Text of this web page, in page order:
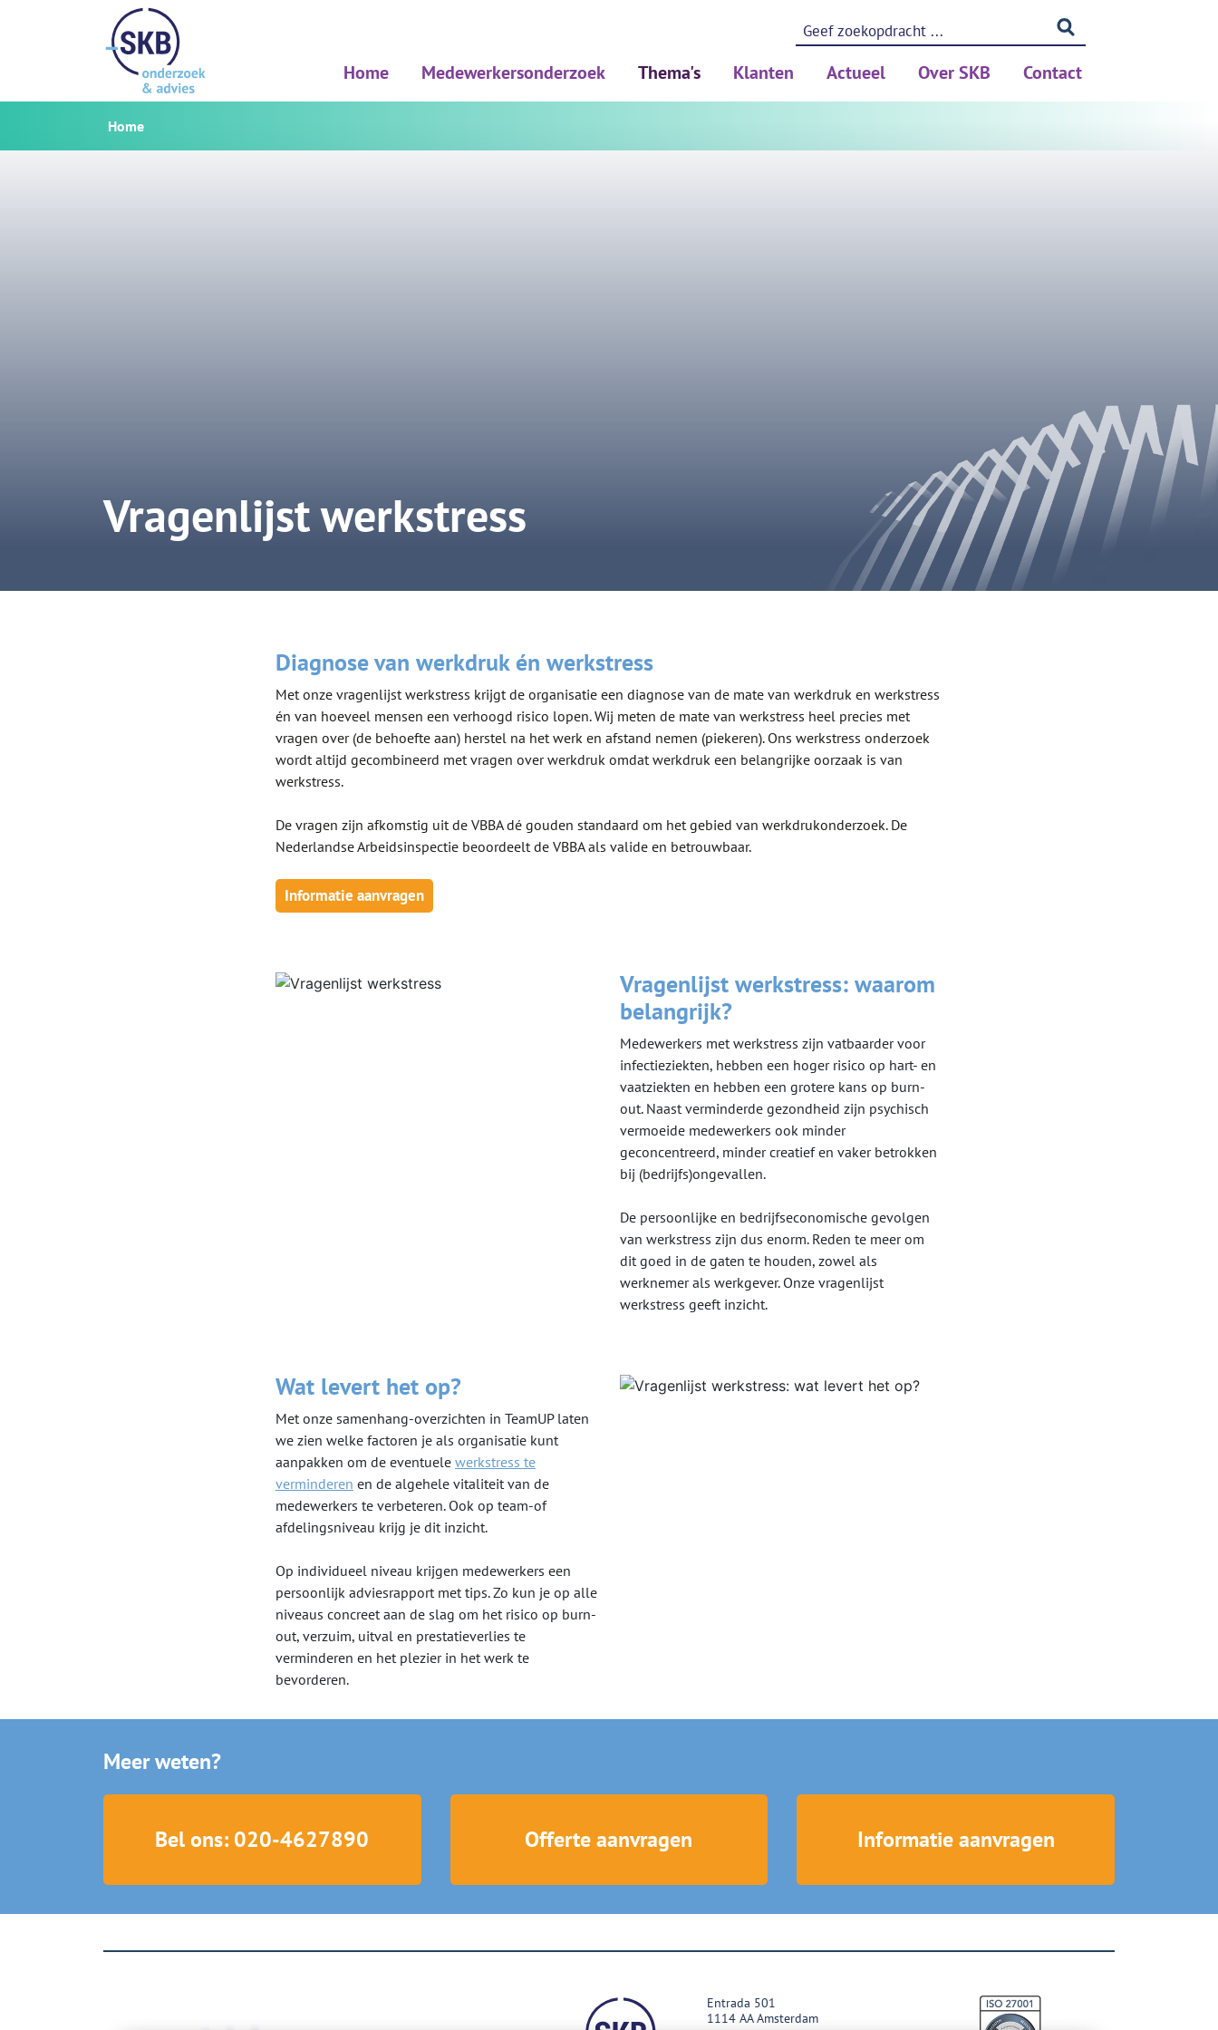
Home Medewerkersonderzoek Thema's Klanten Actueel Over SKB Contact
Home
Vragenlijst werkstress
Diagnose van werkdruk én werkstress
Met onze vragenlijst werkstress krijgt de organisatie een diagnose van de mate van werkdruk en werkstress
én van hoeveel mensen een verhoogd risico lopen. Wij meten de mate van werkstress heel precies met
vragen over (de behoefte aan) herstel na het werk en afstand nemen (piekeren). Ons werkstress onderzoek
wordt altijd gecombineerd met vragen over werkdruk omdat werkdruk een belangrijke oorzaak is van
werkstress.
De vragen zijn afkomstig uit de VBBA dé gouden standaard om het gebied van werkdrukonderzoek. De
Nederlandse Arbeidsinspectie beoordeelt de VBBA als valide en betrouwbaar.
Informatie aanvragen
Vragenlijst werkstress: waarom
belangrijk?
Medewerkers met werkstress zijn vatbaarder voor
infectieziekten, hebben een hoger risico op hart- en
vaatziekten en hebben een grotere kans op burn-
out. Naast verminderde gezondheid zijn psychisch
vermoeide medewerkers ook minder
geconcentreerd, minder creatief en vaker betrokken
bij (bedrijfs)ongevallen.
De persoonlijke en bedrijfseconomische gevolgen
van werkstress zijn dus enorm. Reden te meer om
dit goed in de gaten te houden, zowel als
werknemer als werkgever. Onze vragenlijst
werkstress geeft inzicht.
Wat levert het op?
Met onze samenhang-overzichten in TeamUP laten
we zien welke factoren je als organisatie kunt
aanpakken om de eventuele werkstress te
verminderen en de algehele vitaliteit van de
medewerkers te verbeteren. Ook op team-of
afdelingsniveau krijg je dit inzicht.
Op individueel niveau krijgen medewerkers een
persoonlijk adviesrapport met tips. Zo kun je op alle
niveaus concreet aan de slag om het risico op burn-
out, verzuim, uitval en prestatieverlies te
verminderen en het plezier in het werk te
bevorderen.
Meer weten?
Bel ons: 020-4627890 Offerte aanvragen Informatie aanvragen
Entrada 501
1114 AA Amsterdam